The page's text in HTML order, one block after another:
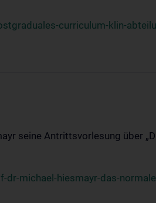
curriculum-klin-
seine Antrittsvorlesung über
michael-hiesmayr-das-